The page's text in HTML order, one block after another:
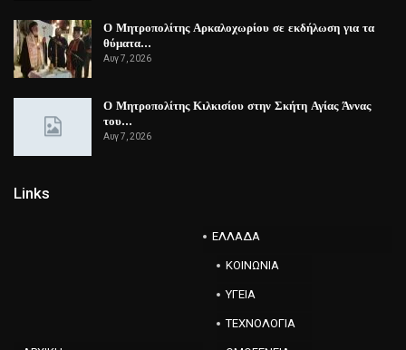
Ο Μητροπολίτης Αρκαλοχωρίου σε εκδήλωση για τα
θύματα…
Αυγ 7, 2026
Ο Μητροπολίτης Κιλκισίου στην Σκήτη Αγίας Άννας
του…
Αυγ 7, 2026
Links
ΕΛΛΑΔΑ
ΚΟΙΝΩΝΙΑ
ΥΓΕΙΑ
ΤΕΧΝΟΛΟΓΙΑ